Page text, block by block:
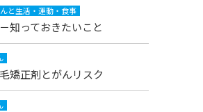
と生活・運動・食事
知っておきたいこと
矯正剤とがんリスク